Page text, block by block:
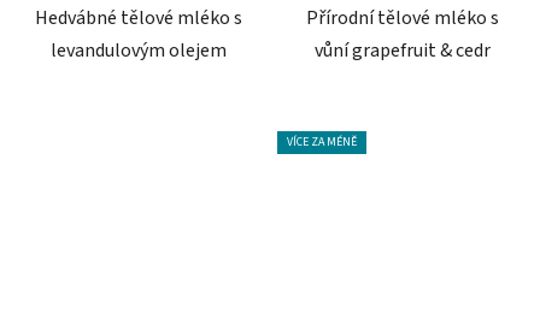
Hedvábné tělové mléko s
levandulovým olejem
Přírodní tělové mléko s
vůní grapefruit & cedr
VÍCE ZA MÉNĚ